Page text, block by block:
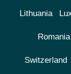
Lithuania
Romania
Switzerland